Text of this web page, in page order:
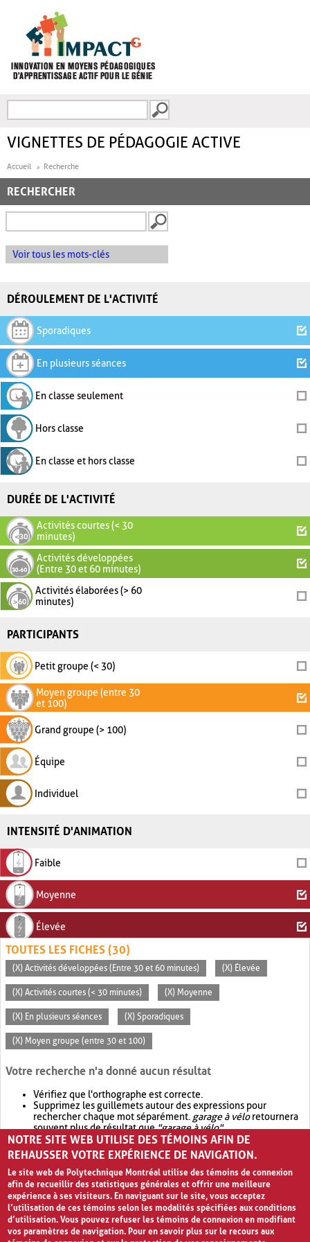
FORMULAIRE DE
VIGNETTES DE PÉDAGOGIE ACTIVE
Accueil Recherche
RECHERCHER
Voir tous les mots-clés
DÉROULEMENT DE L'ACTIVITÉ
Sporadiques
En plusieurs séances
En classe seulement
Hors classe
En classe et hors classe
DURÉE DE L'ACTIVITÉ
Activités courtes (< 30
minutes)
Activités développées
(Entre 30 et 60 minutes)
Activités élaborées (> 60
minutes)
PARTICIPANTS
Petit groupe (< 30)
Moyen groupe (entre 30
et 100)
Grand groupe (> 100)
Équipe
Individuel
INTENSITÉ D'ANIMATION
Faible
Moyenne
Élevée
TOUTES LES FICHES (30)
(X) Activités développées (Entre 30 et 60 minutes) (X) Élevée
(X) Activités courtes (< 30 minutes) (X) Moyenne
(X) En plusieurs séances (X) Sporadiques
(X) Moyen groupe (entre 30 et 100)
Votre recherche n'a donné aucun résultat
Vérifiez que l'orthographe est correcte.
Supprimez les guillemets autour des expressions pour
rechercher chaque mot séparément. garage à véloretournera
souvent plus de résultat que"garage à vélo".
Envisagez d'élargir votre recherche avec OR.garage OR vélo
retournera souvent plus de résultat quegarage à vélo
NOTRE SITE WEB UTILISE DES TÉMOINS AFIN DE
REHAUSSER VOTRE EXPÉRIENCE DE NAVIGATION.
Le site web de Polytechnique Montréal utilise des témoins de connexion
afin de recueillir des statistiques générales et offrir une meilleure
expérience à ses visiteurs. En naviguant sur le site, vous acceptez
l’utilisation de ces témoins selon les modalités spécifiées aux conditions
d’utilisation. Vous pouvez refuser les témoins de connexion en modifiant
vos paramètres de navigation. Pour en savoir plus sur le recours aux